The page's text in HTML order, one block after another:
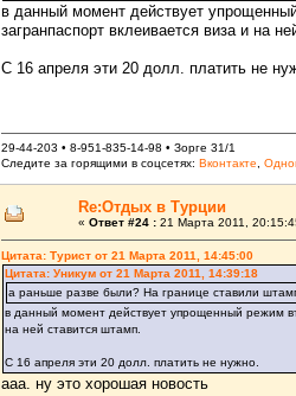
в данный момент действует
загранпаспорт вклеивается виза и на
С 16 апреля эти 20 долл. платить не
29-44-203 • 8-951-835-14-98 • Зорге 31/1
Следите за горящими в соцсетях: Вконтакте
Re:Отдых в Турции
« Ответ #24 : 21 Марта 2011,
Цитата: Турист от 21 Марта 2011, 14:45:00
Цитата: Уникум от 21 Марта 2011, 14:39:18
а раньше разве были? На границе ставили
в данный момент действует упрощенный режим
на ней ставится штамп.
С 16 апреля эти 20 долл. платить не нужно.
ааа. ну это хорошая новость